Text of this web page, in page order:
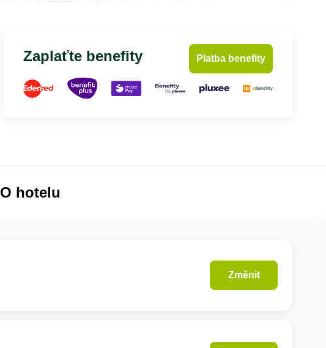
Zaplaťte benefity Platba benefity
O hotelu
Změnit